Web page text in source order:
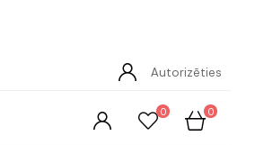
Autorizēties
0 0